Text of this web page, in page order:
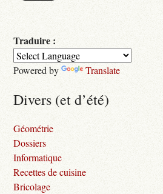
Traduire :
Powered by Translate
Divers (et d’été)
Géométrie
Dossiers
Informatique
Recettes de cuisine
Bricolage